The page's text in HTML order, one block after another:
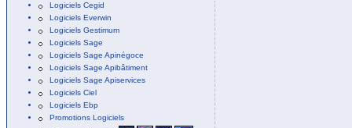
Logiciels Cegid
Logiciels Everwin
Logiciels Gestimum
Logiciels Sage
Logiciels Sage Apinégoce
Logiciels Sage Apibâtiment
Logiciels Sage Apiservices
Logiciels Ciel
Logiciels Ebp
Promotions Logiciels